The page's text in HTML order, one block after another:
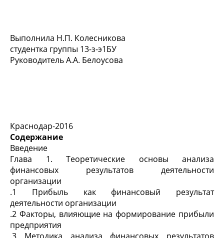
Выполнила Н.П. Колесникова
студентка группы 13-з-э1БУ
Руководитель А.А. Белоусова
Краснодар-2016
Содержание
Введение
Глава 1. Теоретические основы анализа
финансовых результатов деятельности
организации
.1 Прибыль как финансовый результат
деятельности организации
.2 Факторы, влияющие на формирование прибыли
предприятия